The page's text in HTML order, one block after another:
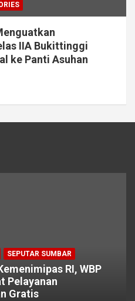
IIA Bukittinggi
ke Panti Asuhan
SEPUTAR SUMBAR
RI, WBP
Pelayanan
Gratis